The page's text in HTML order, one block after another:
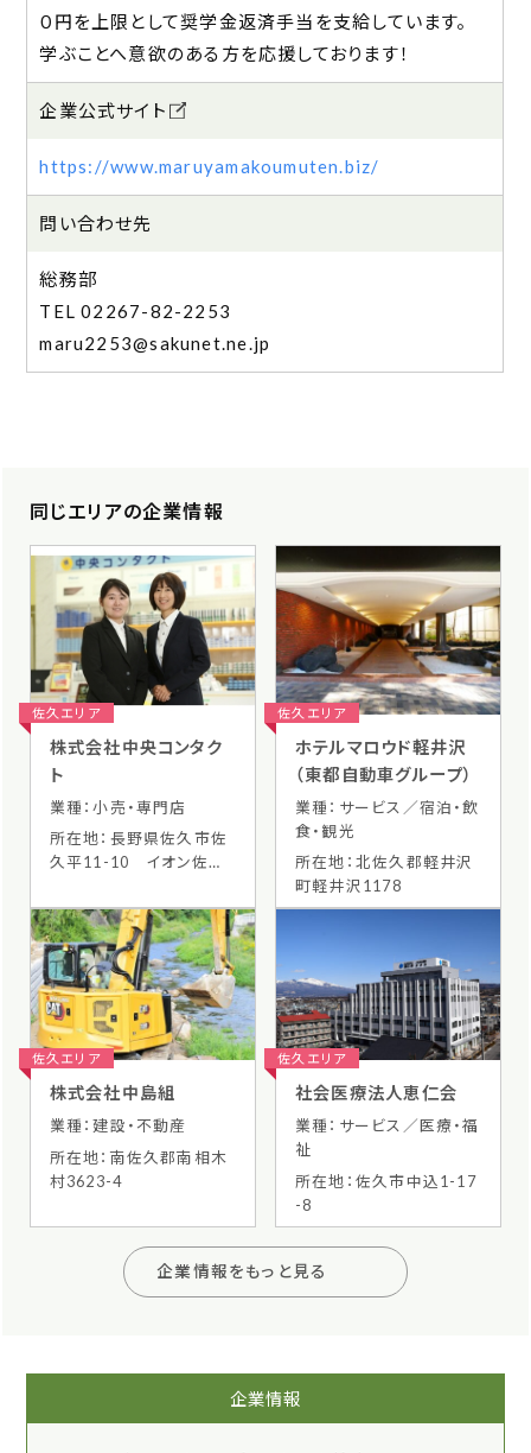
０円を上限として奨学金返済手当を支給しています。
学ぶことへ意欲のある方を応援しております！
企業公式サイト
https://www.maruyamakoumuten.biz/
問い合わせ先
総務部
02267-82-2253
maru2253@sakunet.ne.jp
同じエリアの企業情報
佐久エリア
株式会社中央コンタク
ト
業種：小売・専門店
所在地：長野県佐久市佐
久平11-10 イオン佐久
佐久エリア
ホテルマロウド軽井沢
（東都自動車グループ）
業種：サービス／宿泊・飲
食・観光
所在地：北佐久郡軽井沢
町軽井沢1178
佐久エリア
株式会社中島組
業種：建設・不動産
所在地：南佐久郡南相木
村3623-4
佐久エリア
社会医療法人恵仁会
業種：サービス／医療・福
祉
所在地：佐久市中込1-17
-8
企業情報をもっと見る
企業情報